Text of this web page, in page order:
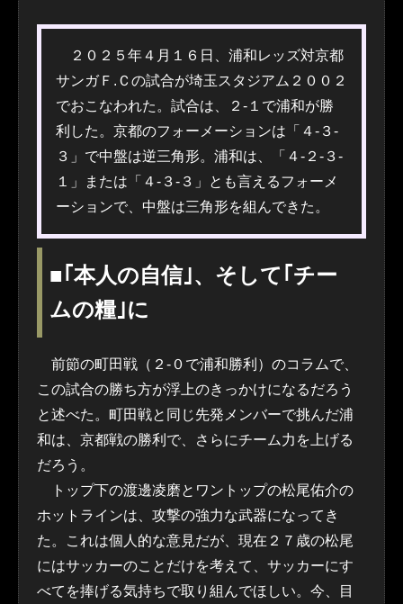
２０２５年４月１６日、浦和レッズ対京都
サンガＦ.Ｃの試合が埼玉スタジアム２００２
でおこなわれた。試合は、２-１で浦和が勝
利した。京都のフォーメーションは「４-３-
３」で中盤は逆三角形。浦和は、「４-２-３-
１」または「４-３-３」とも言えるフォーメ
ーションで、中盤は三角形を組んできた。
■｢本人の自信｣、そして｢チー
ムの糧｣に
前節の町田戦（２-０で浦和勝利）のコラムで、
この試合の勝ち方が浮上のきっかけになるだろう
と述べた。町田戦と同じ先発メンバーで挑んだ浦
和は、京都戦の勝利で、さらにチーム力を上げる
だろう。
トップ下の渡邊凌磨とワントップの松尾佑介の
ホットラインは、攻撃の強力な武器になってき
た。これは個人的な意見だが、現在２７歳の松尾
にはサッカーのことだけを考えて、サッカーにす
べてを捧げる気持ちで取り組んでほしい。今、目